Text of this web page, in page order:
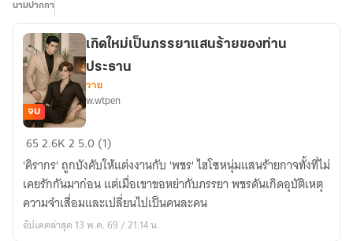
นามปากกา
เกิด
ใหม่
เป็น
ภรรยา
แสน
ร้าย
จบ
เกิดใหม่เป็นภรรยาแสนร้ายของท่าน
ประธาน
วาย
w.wtpen
652.6K2 5.0 (1)
'คิรากร' ถูกบังคับให้แต่งงานกับ 'พชร' ไฮโซหนุ่มแสนร้ายกาจทั้งที่ไม่
เคยรักกันมาก่อน แต่เมื่อเขาขอหย่ากับภรรยา พชรดันเกิดอุบัติเหตุ
ความจำเสื่อมและเปลี่ยนไปเป็นคนละคน
อัปเดตล่าสุด 13 พ.ค. 69 / 21:14 น.